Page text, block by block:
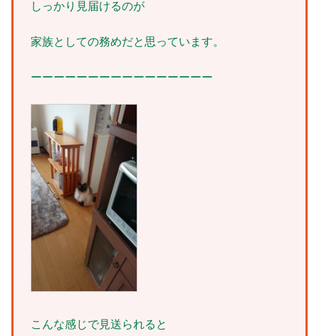
しっかり見届けるのが
家族としての務めだと思っています。
ーーーーーーーーーーーーーーーー
こんな感じで見送られると